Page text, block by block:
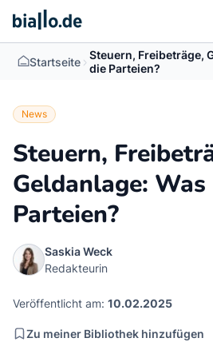
Startseite > Steuern, Freibeträge,
die Parteien?
News
Steuern,
Geldanlage:
Parteien?
Saskia Weck
Redakteurin
Veröffentlicht am: 10.02.2025
Zu meiner Bibliothek hinzufügen